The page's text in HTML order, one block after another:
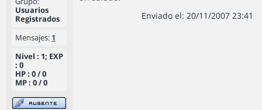
Usuarios
Registrados
Mensajes: 1
Nivel : 1; EXP
: 0
HP : 0 / 0
MP : 0 / 0
Enviado el: 20/11/2007 23:41